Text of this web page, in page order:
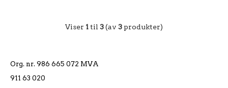
Viser 1til 3(av 3 produkter)
Org. nr. 986 665 072 MVA
911 63 020